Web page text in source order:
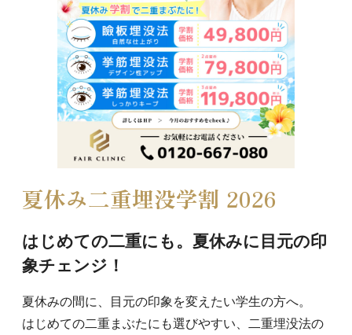
夏休み二重埋没学割 2026
はじめての二重にも。 夏休みに目元の印
象チェンジ！
夏休みの間に、目元の印象を変えたい学生の方へ。
はじめての二重まぶたにも選びやすい、二重埋没法の